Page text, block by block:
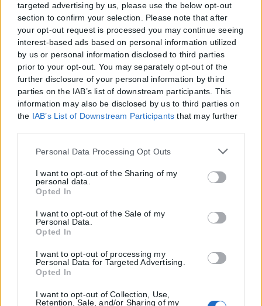
targeted advertising by us, please use the below opt-out
section to confirm your selection. Please note that after
your opt-out request is processed you may continue seeing
interest-based ads based on personal information utilized
by us or personal information disclosed to third parties
prior to your opt-out. You may separately opt-out of the
further disclosure of your personal information by third
parties on the IAB’s list of downstream participants. This
information may also be disclosed by us to third parties on
the IAB’s List of Downstream Participants that may further
Please note that this website/app uses one or more Google
but not limited to your visit or usage behaviour. You may
click to grant or deny consent to Google and its third-party
tags to use your data for below specified purposes in below
Google consent section.
Personal Data Processing Opt Outs
I want to opt-out of the Sharing of my
personal data.
Opted In
I want to opt-out of the Sale of my
Personal Data.
Opted In
I want to opt-out of processing my
Personal Data for Targeted Advertising.
Opted In
I want to opt-out of Collection, Use,
Retention, Sale, and/or Sharing of my